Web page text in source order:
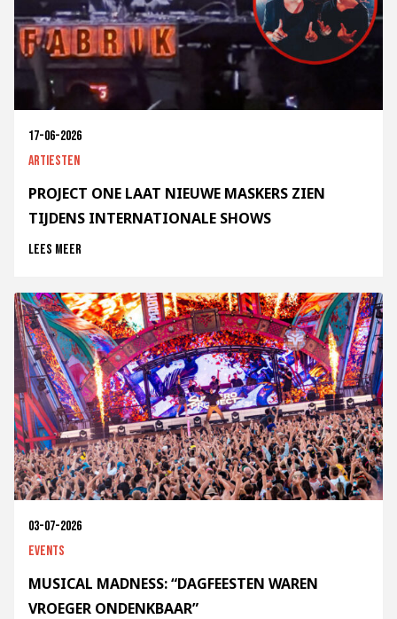
17-06-2026
Artiesten
PROJECT ONE LAAT NIEUWE MASKERS ZIEN
TIJDENS INTERNATIONALE SHOWS
Lees meer
03-07-2026
Events
MUSICAL MADNESS: “DAGFEESTEN WAREN
VROEGER ONDENKBAAR”